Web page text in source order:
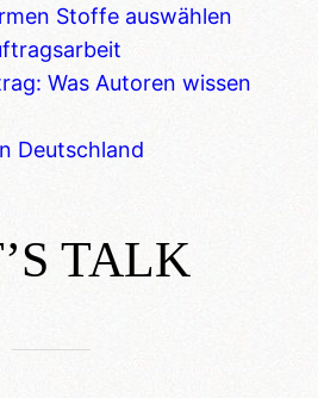
Stoffe auswählen
Was Autoren wissen
Deutschland
TALK